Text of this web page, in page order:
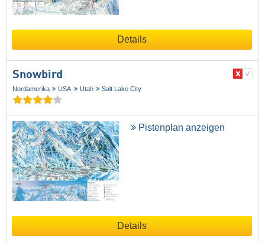
Details
Snowbird
Nordamerika USA Utah Salt Lake City
Pistenplan anzeigen
Details